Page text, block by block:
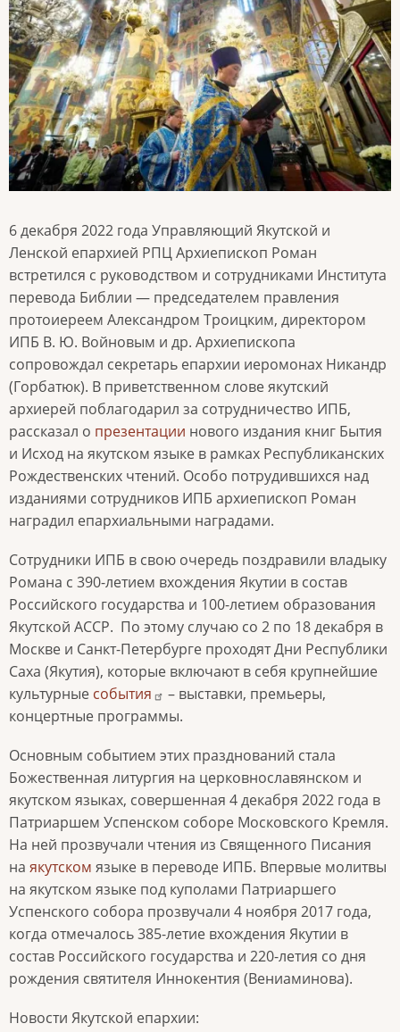
6 декабря 2022 года Управляющий Якутской и
Ленской епархией РПЦ Архиепископ Роман
встретился с руководством и сотрудниками Института
перевода Библии — председателем правления
протоиереем Александром Троицким, директором
ИПБ В. Ю. Войновым и др. Архиепископа
сопровождал секретарь епархии иеромонах Никандр
(Горбатюк). В приветственном слове якутский
архиерей поблагодарил за сотрудничество ИПБ,
рассказал о презентации нового издания книг Бытия
и Исход на якутском языке в рамках Республиканских
Рождественских чтений. Особо потрудившихся над
изданиями сотрудников ИПБ архиепископ Роман
наградил епархиальными наградами.
Сотрудники ИПБ в свою очередь поздравили владыку
Романа с 390-летием вхождения Якутии в состав
Российского государства и 100-летием образования
Якутской АССР. По этому случаю со 2 по 18 декабря в
Москве и Санкт-Петербурге проходят Дни Республики
Саха (Якутия), которые включают в себя крупнейшие
культурные события
– выставки, премьеры,
концертные программы.
Основным событием этих празднований стала
Божественная литургия на церковнославянском и
якутском языках, совершенная 4 декабря 2022 года в
Патриаршем Успенском соборе Московского Кремля.
На ней прозвучали чтения из Священного Писания
на якутском языке в переводе ИПБ. Впервые молитвы
на якутском языке под куполами Патриаршего
Успенского собора прозвучали 4 ноября 2017 года,
когда отмечалось 385-летие вхождения Якутии в
состав Российского государства и 220-летия со дня
рождения святителя Иннокентия (Вениаминова).
Новости Якутской епархии: